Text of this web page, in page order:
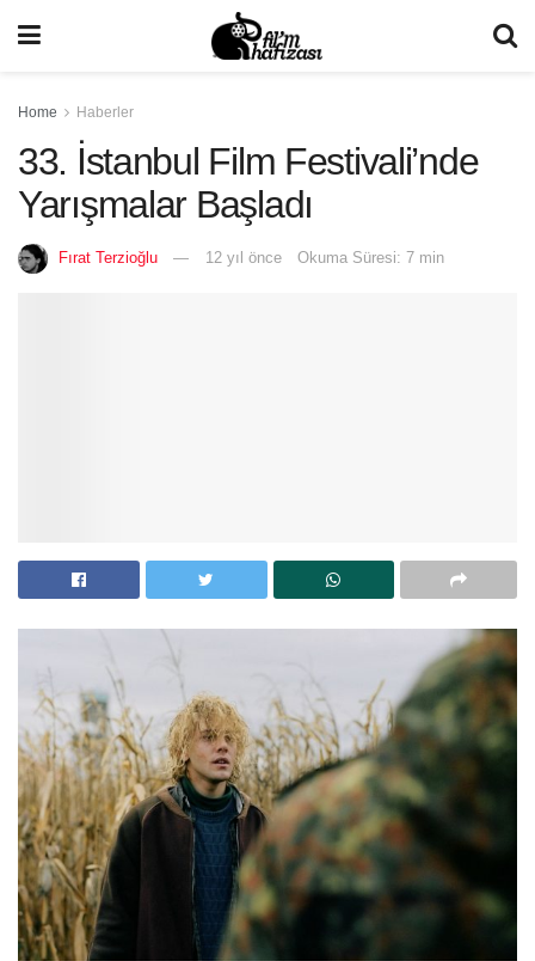
Home Haberler
33. İstanbul Film Festivali’nde
Yarışmalar Başladı
Fırat Terzioğlu 12 yıl önce Okuma Süresi: 7 min